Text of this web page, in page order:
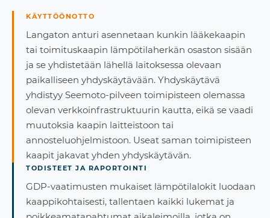
KÄYTTÖÖNOTTO
Langaton anturi asennetaan kunkin lääkekaapin
tai toimituskaapin lämpötilaherkän osaston sisään
ja se yhdistetään lähellä laitoksessa olevaan
paikalliseen yhdyskäytävään. Yhdyskäytävä
yhdistyy Seemoto-pilveen toimipisteen olemassa
olevan verkkoinfrastruktuurin kautta, eikä se vaadi
muutoksia kaapin laitteistoon tai
annosteluohjelmistoon. Useat saman toimipisteen
kaapit jakavat yhden yhdyskäytävän.
TODISTEET JA RAPORTOINTI
GDP-vaatimusten mukaiset lämpötilalokit luodaan
kaappikohtaisesti, tallentaen kaikki lukemat ja